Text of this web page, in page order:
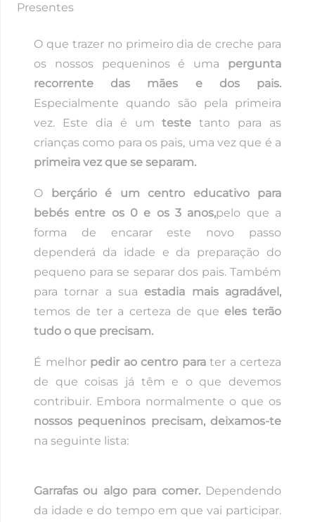
Presentes
O que trazer no primeiro dia de creche para
os nossos pequeninos é uma pergunta
recorrente das mães e dos pais.
Especialmente quando são pela primeira
vez. Este dia é umteste tanto para as
crianças como para os pais, uma vez que é a
primeira vez que se separam.
O
berçário é um centro educativo para
bebés entre os 0 e os 3 anos,pelo que a
forma de encarar este novo passo
dependerá da idade e da preparação do
pequeno para se separar dos pais. Também
para tornar a sua estadia mais agradável,
temos de ter a certeza de que eles terão
tudo o que precisam.
É melhor pedir ao centro parater a certeza
de que coisas já têm e o que devemos
contribuir. Embora normalmente o que os
nossos pequeninos precisam, deixamos-te
na seguinte lista:
Garrafas ou algo para comer.Dependendo
da idade e do tempo em que vai participar.